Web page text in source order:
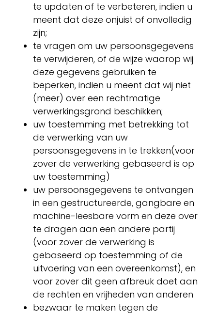
te updaten of te verbeteren, indien u
meent dat deze onjuist of onvolledig
zijn;
te vragen om uw persoonsgegevens
te verwijderen, of de wijze waarop wij
deze gegevens gebruiken te
beperken, indien u meent dat wij niet
(meer) over een rechtmatige
verwerkingsgrond beschikken;
uw toestemming met betrekking tot
de verwerking van uw
persoonsgegevens in te trekken(voor
zover de verwerking gebaseerd is op
uw toestemming)
uw persoonsgegevens te ontvangen
in een gestructureerde, gangbare en
machine-leesbare vorm en deze over
te dragen aan een andere partij
(voor zover de verwerking is
gebaseerd op toestemming of de
uitvoering van een overeenkomst), en
voor zover dit geen afbreuk doet aan
de rechten en vrijheden van anderen
bezwaar te maken tegen de